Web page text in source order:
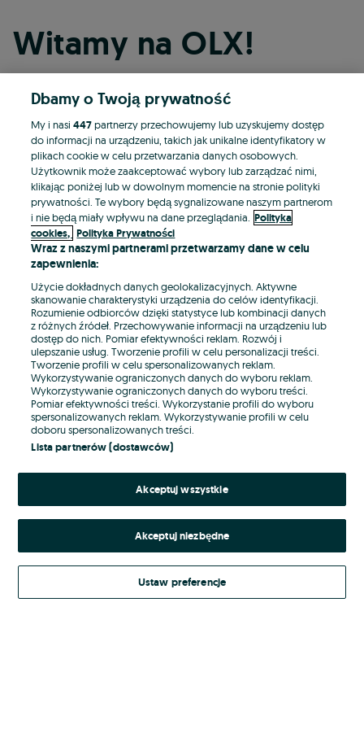
Witamy na OLX!
Kontynuuj przez Facebooka
Kontynuuj przez konto Apple
Kontynuuj przez konto Google
LUB
E-mail
Hasło
Nie pamiętasz hasła?
Zaloguj się
Kontynuując za pośrednictwem jednego z dostawców wskazanych powyżej,
Regulamin serwisuOLX.pl w jego aktualnym brzmieniu.
Dbamy o Twoją prywatność
My i nasi447partnerzy przechowujemy lub uzyskujemy dostęp
do informacji na urządzeniu, takich jak unikalne identyfikatory w
plikach cookie w celu przetwarzania danych osobowych.
Użytkownik może zaakceptować wybory lub zarządzać nimi,
klikając poniżej lub w dowolnym momencie na stronie polityki
prywatności. Te wybory będą sygnalizowane naszym partnerom
i nie będą miały wpływu na dane przeglądania. Polityka
cookies, Polityka Prywatności
Wraz z naszymi partnerami przetwarzamy dane w celu
zapewnienia:
Użycie dokładnych danych geolokalizacyjnych. Aktywne
skanowanie charakterystyki urządzenia do celów identyfikacji.
Rozumienie odbiorców dzięki statystyce lub kombinacji danych
z różnych źródeł. Przechowywanie informacji na urządzeniu lub
dostęp do nich. Pomiar efektywności reklam. Rozwój i
ulepszanie usług. Tworzenie profili w celu personalizacji treści.
Tworzenie profili w celu spersonalizowanych reklam.
Wykorzystywanie ograniczonych danych do wyboru reklam.
Wykorzystywanie ograniczonych danych do wyboru treści.
Pomiar efektywności treści. Wykorzystanie profili do wyboru
spersonalizowanych reklam. Wykorzystywanie profili w celu
doboru spersonalizowanych treści.
Lista partnerów (dostawców)
Akceptuj wszystkie
Akceptuj niezbędne
Ustaw preferencje